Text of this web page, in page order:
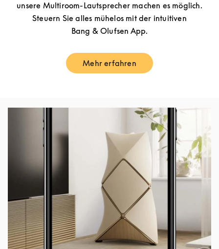
unsere Multiroom-Lautsprecher machen es möglich.
Steuern Sie alles mühelos mit der intuitiven
Bang & Olufsen App.
Mehr erfahrenLink Opens in New Tab